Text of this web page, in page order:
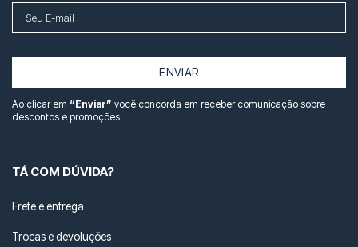
ENVIAR
Ao clicar em “Enviar” você concorda em receber comunicação sobre
descontos e promoções
TÁ COM DÚVIDA?
Frete e entrega
Trocas e devoluções